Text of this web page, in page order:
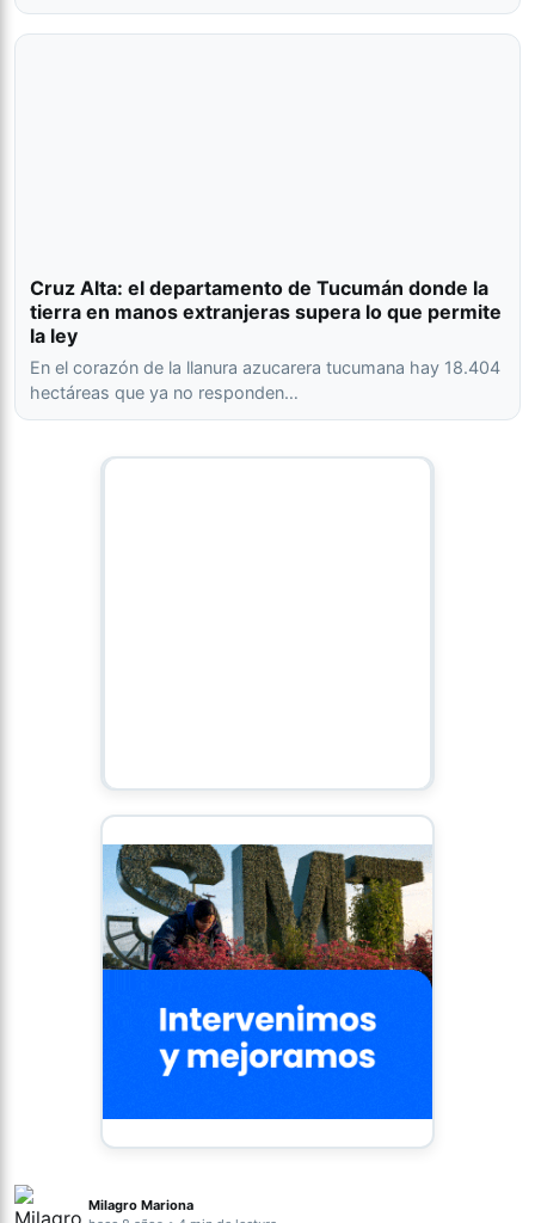
Cruz Alta: el departamento de Tucumán donde la
tierra en manos extranjeras supera lo que permite
la ley
En el corazón de la llanura azucarera tucumana hay 18.404
hectáreas que ya no responden…
Milagro Mariona